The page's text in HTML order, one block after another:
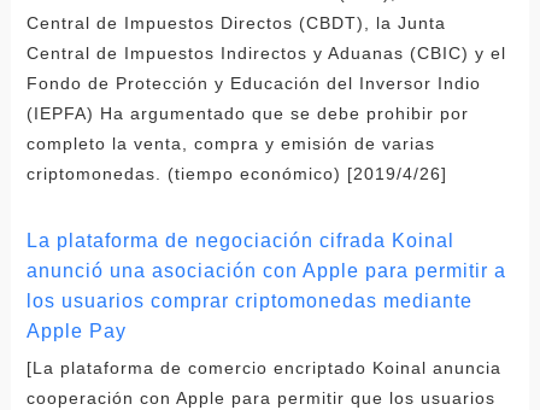
Central de Impuestos Directos (CBDT), la Junta
Central de Impuestos Indirectos y Aduanas (CBIC) y el
Fondo de Protección y Educación del Inversor Indio
(IEPFA) Ha argumentado que se debe prohibir por
completo la venta, compra y emisión de varias
criptomonedas. (tiempo económico) [2019/4/26]
La plataforma de negociación cifrada Koinal
anunció una asociación con Apple para permitir a
los usuarios comprar criptomonedas mediante
Apple Pay
[La plataforma de comercio encriptado Koinal anuncia
cooperación con Apple para permitir que los usuarios